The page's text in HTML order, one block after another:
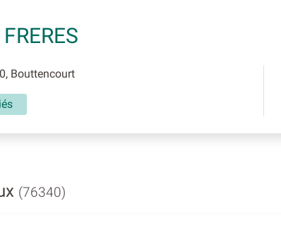
Bouttencourt
(76340)